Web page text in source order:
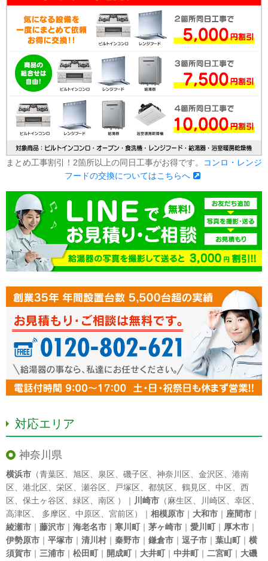
まとめ工事割引！2箇所以上の同日工事がお得です。
コンロ・レンジ
フードの交換についてはこちらへ
対応エリア
神奈川県
横浜市 （青葉区 旭区 泉区 磯子区 神奈川区 金沢区
港南
区
港北区 栄区 瀬谷区 戸塚区 都筑区 鶴見区 中区
西
区
保土ヶ谷区 緑区 南区 ）｜ 川崎市 （麻生区 川崎区 幸区
高津区
多摩区 中原区 宮前区）｜ 相模原市 ｜ 大和市 ｜ 座間市 ｜
綾瀬市 ｜ 藤沢市 ｜ 海老名市 ｜ 寒川町｜ 茅ヶ崎市 ｜ 愛川町｜ 厚木市 ｜
伊勢原市 ｜ 平塚市 ｜ 清川村｜ 秦野市 ｜ 鎌倉市 ｜ 逗子市 ｜ 葉山町｜ 横
須賀市 ｜ 三浦市 ｜ 松田町｜ 開成町｜ 大井町｜ 中井町｜ 二宮町｜ 大磯